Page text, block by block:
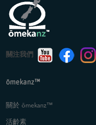
關注我們
ōmekanz™
關於 ōmekanz™
活齡素